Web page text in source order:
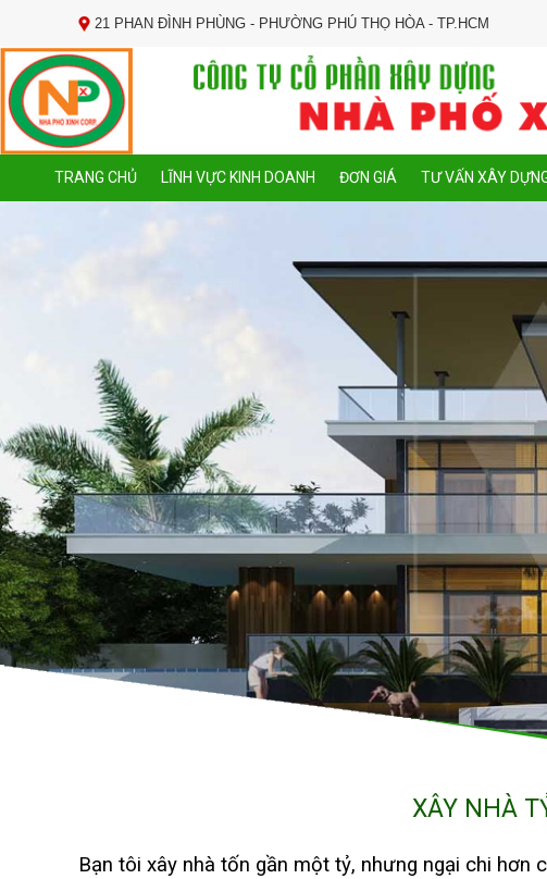
21 PHAN ĐÌNH PHÙNG - PHƯỜNG PHÚ THỌ HÒA - TP.HCM
TRANG CHỦ LĨNH VỰC KINH DOANH ĐƠN GIÁ TƯ VẤN XÂY
XÂY NHÀ
Bạn tôi xây nhà tốn gần một tỷ, nhưng ngại chi hơn